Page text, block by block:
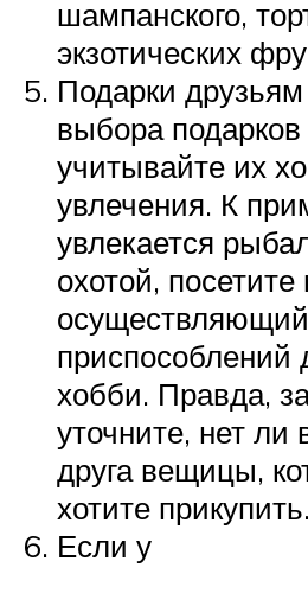
шампанского,
экзотических
Подарки
выбора
учитывайте их
увлечения. К
увлекается
охотой, посетите
приспособлений
хобби. Правда,
уточните, нет ли
друга вещицы,
хотите прикупить.
Если у